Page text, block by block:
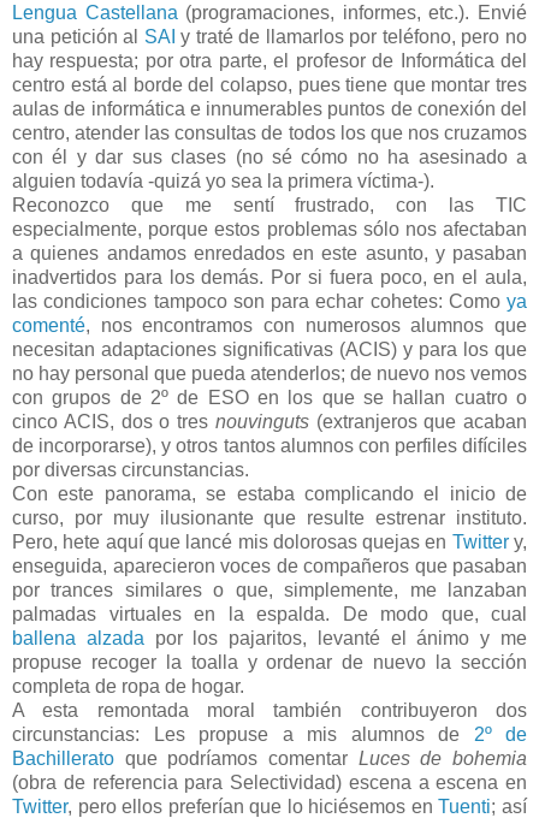
Lengua Castellana (programaciones, informes, etc.). Envié
una petición al SAI y traté de llamarlos por teléfono, pero no
hay respuesta; por otra parte, el profesor de Informática del
centro está al borde del colapso, pues tiene que montar tres
aulas de informática e innumerables puntos de conexión del
centro, atender las consultas de todos los que nos cruzamos
con él y dar sus clases (no sé cómo no ha asesinado a
alguien todavía -quizá yo sea la primera víctima-).
Reconozco que me sentí frustrado, con las TIC
especialmente, porque estos problemas sólo nos afectaban
a quienes andamos enredados en este asunto, y pasaban
inadvertidos para los demás. Por si fuera poco, en el aula,
las condiciones tampoco son para echar cohetes: Como ya
comenté, nos encontramos con numerosos alumnos que
necesitan adaptaciones significativas (ACIS) y para los que
no hay personal que pueda atenderlos; de nuevo nos vemos
con grupos de 2º de ESO en los que se hallan cuatro o
cinco ACIS, dos o tres nouvinguts(extranjeros que acaban
de incorporarse), y otros tantos alumnos con perfiles difíciles
por diversas circunstancias.
Con este panorama, se estaba complicando el inicio de
curso, por muy ilusionante que resulte estrenar instituto.
Pero, hete aquí que lancé mis dolorosas quejas en Twittery,
enseguida, aparecieron voces de compañeros que pasaban
por trances similares o que, simplemente, me lanzaban
palmadas virtuales en la espalda. De modo que, cual
ballena alzada por los pajaritos, levanté el ánimo y me
propuse recoger la toalla y ordenar de nuevo la sección
completa de ropa de hogar.
A esta remontada moral también contribuyeron dos
circunstancias: Les propuse a mis alumnos de 2º de
Bachillerato que podríamos comentar Luces de bohemia
(obra de referencia para Selectividad) escena a escena en
Twitter, pero ellos preferían que lo hiciésemos enTuenti; así